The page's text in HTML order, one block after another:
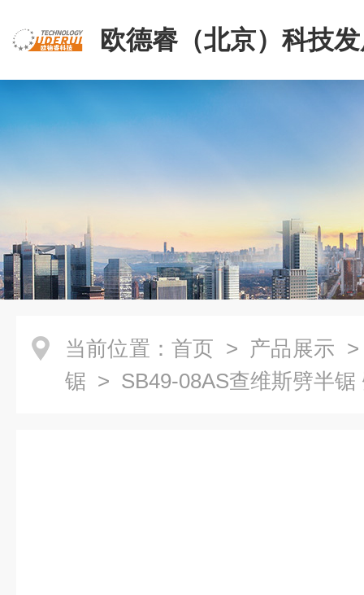
欧德睿（北京）科技
公司
当前位置： 首页 > 产品展示
锯 > SB49-08AS查维斯劈半锯